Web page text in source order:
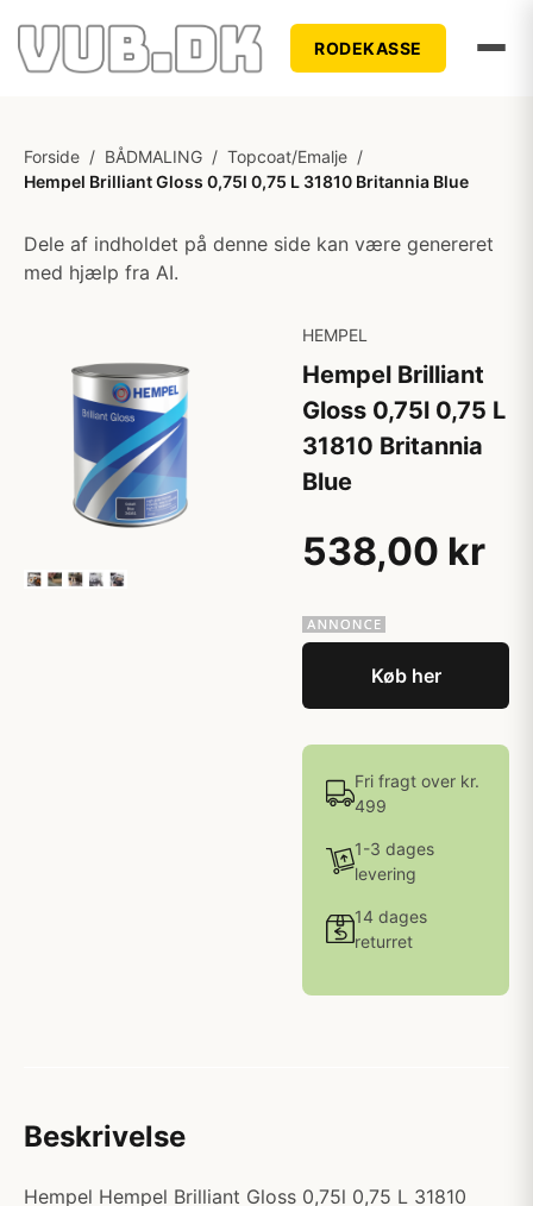
RODEKASSE
Forside / BÅDMALING / Topcoat/Emalje /
Hempel Brilliant Gloss 0,75l 0,75 L 31810 Britannia Blue
Dele af indholdet på denne side kan være genereret
med hjælp fra AI.
HEMPEL
Hempel Brilliant
Gloss 0,75l 0,75 L
31810 Britannia
Blue
538,00 kr
Køb her
Fri fragt over kr.
499
1-3 dages
levering
14 dages
returret
Beskrivelse
Hempel Hempel Brilliant Gloss 0,75l 0,75 L 31810